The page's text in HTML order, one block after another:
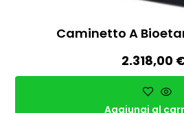
Caminetto A
2.318,00
Aggiungi al